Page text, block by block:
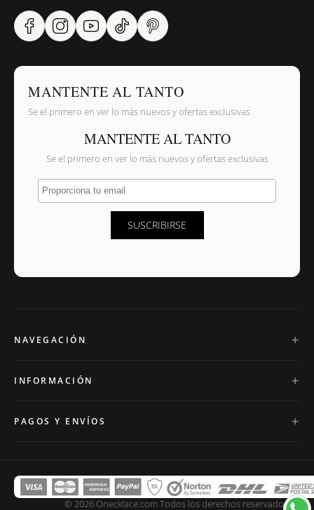
MANTENTE AL TANTO
Se el primero en ver lo más nuevos y ofertas exclusivas
MANTENTE AL TANTO
Se el primero en ver lo más nuevos y ofertas exclusivas
Proporciona tu email
SUSCRIBIRSE
NAVEGACIÓN
INFORMACIÓN
PAGOS Y ENVÍOS
© 2026 Onecklace.com Todos los derechos reservados